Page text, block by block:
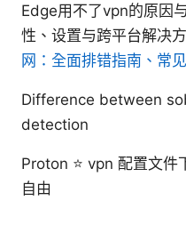
Edge用不了vpn的原因
性、设置与跨平台解决
网：全面排错指南、常
Difference between
detection
Proton ⭐ vpn 配置文件
自由